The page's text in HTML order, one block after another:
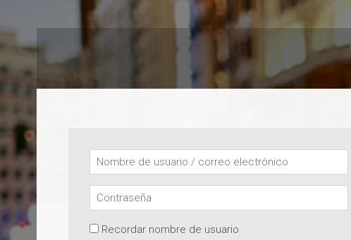
Salta al contenido principal
Nombre de usuario / correo electrónico
Contraseña
Recordar nombre de usuario